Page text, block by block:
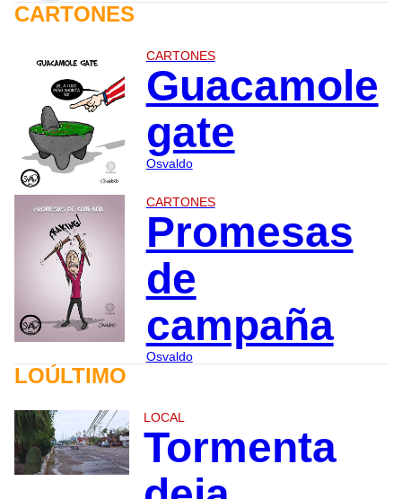
CARTONES
CARTONES
Guacamole
gate
Osvaldo
CARTONES
Promesas
de
campaña
Osvaldo
LOÚLTIMO
LOCAL
Tormenta